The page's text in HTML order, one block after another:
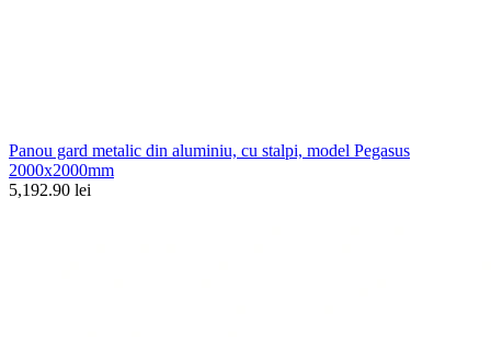
Panou gard metalic din aluminiu, cu stalpi, model Pegasus
2000x2000mm
5,192.90 lei